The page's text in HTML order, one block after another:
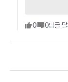
0 0답글 달